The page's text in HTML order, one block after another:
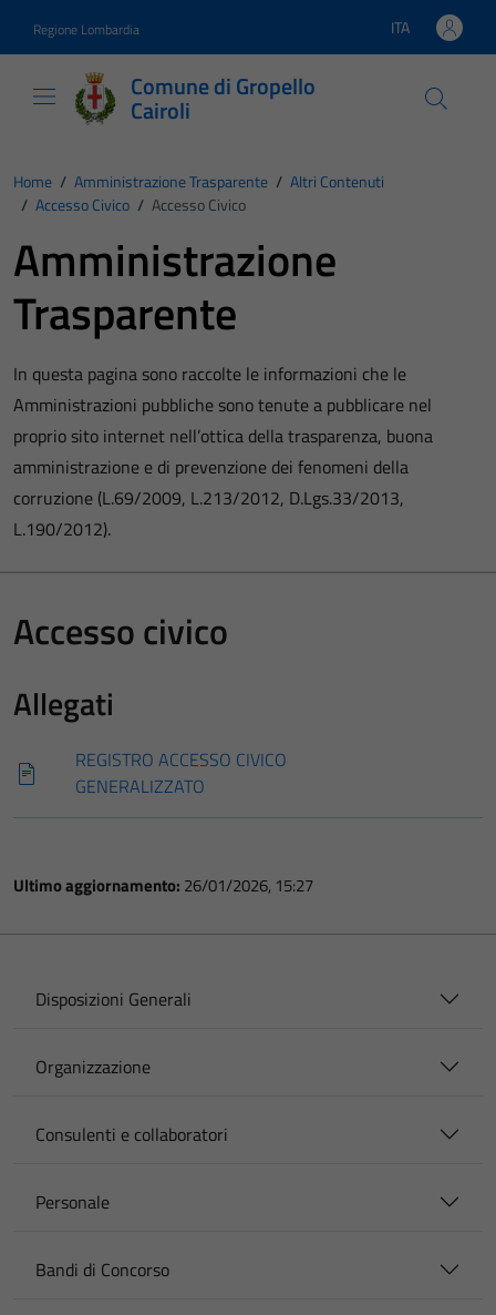
Regione Lombardia Lingua attiva:
ITA
Comune di Gropello
Cairoli
Home / Amministrazione Trasparente / Altri Contenuti
/ Accesso Civico / Accesso Civico
Amministrazione
Trasparente
In questa pagina sono raccolte le informazioni che le
Amministrazioni pubbliche sono tenute a pubblicare nel
proprio sito internet nell’ottica della trasparenza, buona
amministrazione e di prevenzione dei fenomeni della
corruzione (L.69/2009, L.213/2012, D.Lgs.33/2013,
L.190/2012).
Accesso civico
Allegati
REGISTRO ACCESSO CIVICO
GENERALIZZATO
Ultimo aggiornamento: 26/01/2026, 15:27
Disposizioni Generali
Organizzazione
Consulenti e collaboratori
Personale
Bandi di Concorso